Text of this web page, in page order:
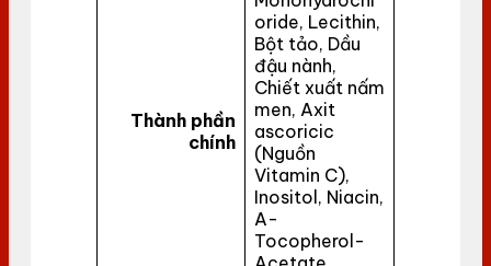
Thành phần
chính
oride, Lecithin,
Bột tảo, Dầu
đậu nành,
Chiết xuất nấm
men, Axit
ascoricic
(Nguồn
Vitamin C),
Inositol, Niacin,
A-
Tocopherol-